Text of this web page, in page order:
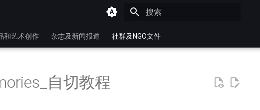
和艺术创作 杂志及新闻报道 社群及NGO文件
自切教程